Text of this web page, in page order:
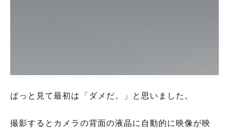
ぱっと見て最初は「ダメだ。」と思いました。
撮影するとカメラの背面の液晶に自動的に映像が映